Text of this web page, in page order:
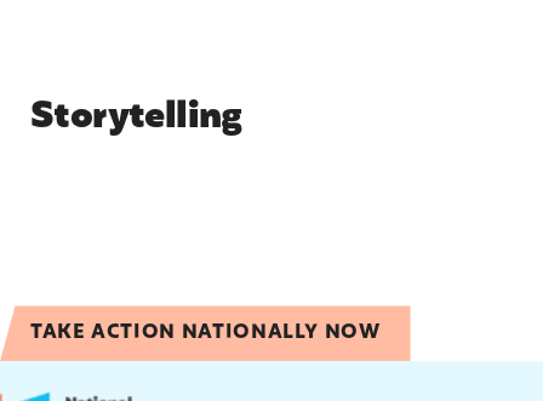
Storytelling
TAKE ACTION NATIONALLY NOW